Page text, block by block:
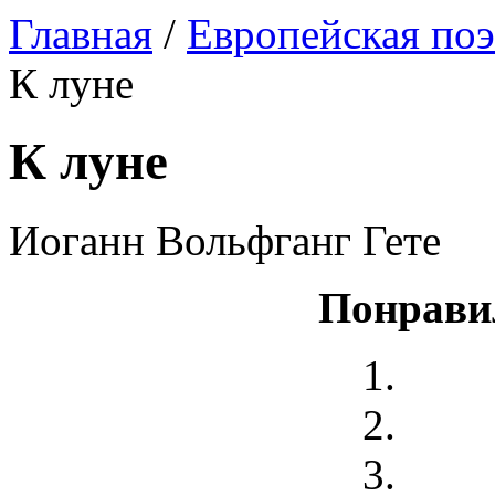
Главная / Европейская
К луне
К луне
Иоганн Вольфганг Гете